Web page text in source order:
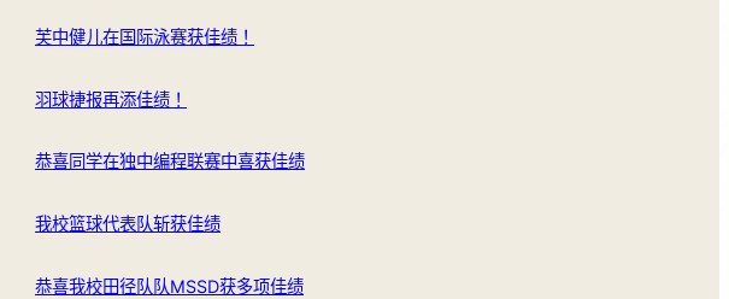
芙中健儿在国际泳赛获佳绩！
羽球捷报再添佳绩！
恭喜同学在独中编程联赛中喜获佳绩
我校篮球代表队斩获佳绩
恭喜我校田径队队MSSD获多项佳绩